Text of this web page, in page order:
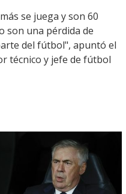
se juega y son 60
son una pérdida de
del fútbol", apuntó el
técnico y jefe de fútbol